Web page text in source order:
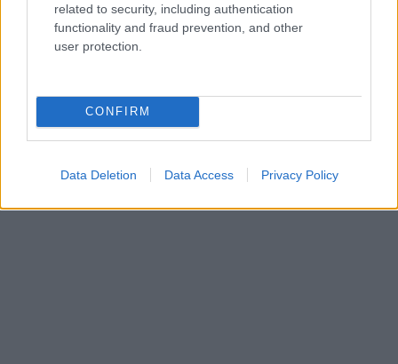
related to security, including authentication
functionality and fraud prevention, and other
user protection.
CONFIRM
Data Deletion Data Access Privacy Policy